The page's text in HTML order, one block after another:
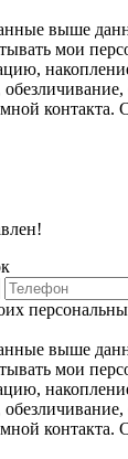
выше
мои
контакта.
выше
мои
контакта.